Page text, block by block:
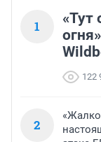
1
«Тут
122
2